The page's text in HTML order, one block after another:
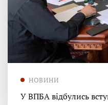
НОВИНИ
У ВПБА відбулись